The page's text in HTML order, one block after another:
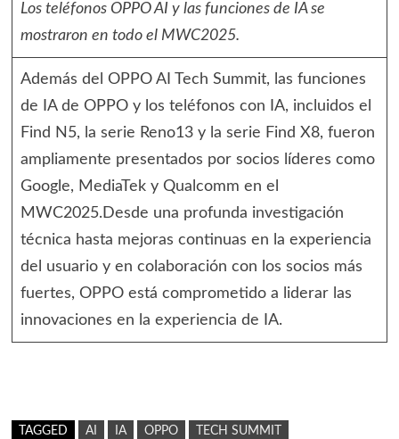
Los teléfonos OPPO AI y las funciones de IA se
mostraron en todo el MWC2025.
Además del OPPO AI Tech Summit, las funciones
de IA de OPPO y los teléfonos con IA, incluidos el
Find N5, la serie Reno13 y la serie Find X8, fueron
ampliamente presentados por socios líderes como
Google, MediaTek y Qualcomm en el
MWC2025.Desde una profunda investigación
técnica hasta mejoras continuas en la experiencia
del usuario y en colaboración con los socios más
fuertes, OPPO está comprometido a liderar las
innovaciones en la experiencia de IA.
TAGGED AI IA OPPO
TECH SUMMIT